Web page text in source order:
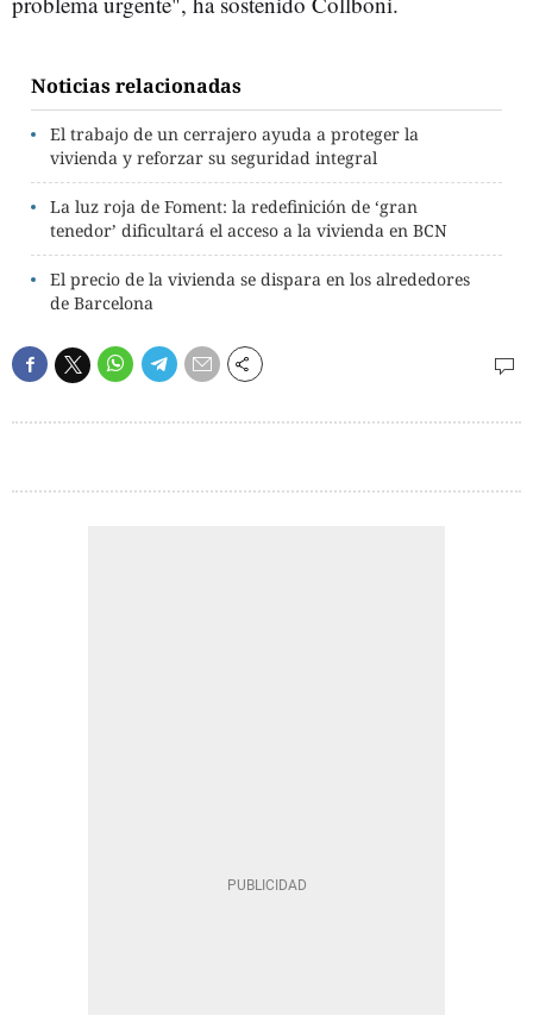
Noticias relacionadas
El trabajo de un cerrajero ayuda a proteger la
vivienda y reforzar su seguridad integral
La luz roja de Foment: la redefinición de ‘gran
tenedor’ dificultará el acceso a la vivienda en BCN
El precio de la vivienda se dispara en los alrededores
de Barcelona